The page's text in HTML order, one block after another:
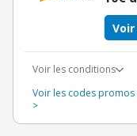
Voir
Voir les conditions
Voir les codes
>